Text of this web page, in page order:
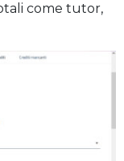
come tutor,